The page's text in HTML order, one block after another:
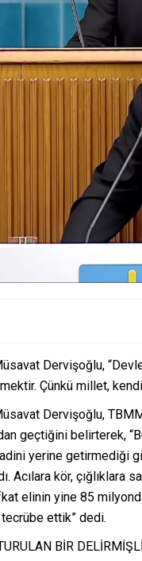
Dervişoğlu,
Çünkü millet,
Dervişoğlu,
geçtiğini belirterek,
yerine getirmediği
Acılara kör, çığlıklara
elinin yine 85
ettik” dedi.
BİR